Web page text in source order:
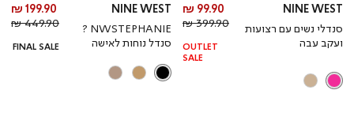
NINE WEST
סנדלי נשים עם רצועות
ועקב עבה
מחיר
מוצר
99.90 ₪
מחיר
רגיל
399.90 ₪
OUTLET
SALE
NINE WEST
NWSTEPHANIE ?
סנדל נוחות לאישה
199.90 ₪
449.90 ₪
FINAL SALE